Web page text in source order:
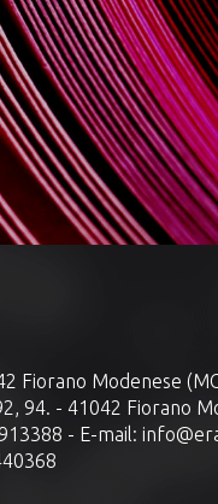
Fiorano Modenese
94. - 41042 Fiorano
- E-mail: